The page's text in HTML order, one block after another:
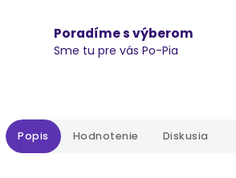
Poradíme s výberom
Sme tu pre vás Po-Pia
Popis Hodnotenie Diskusia